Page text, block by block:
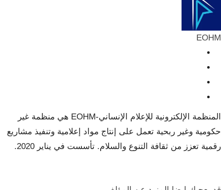
EOHM
المنظمة الإلكترونية للإعلام الإنساني-EOHM هي منظمة غير
حكومية وغير ربحية تعمل على إنتاج مواد إعلامية وتنفيذ مشاريع
رقمية تعزز من ثقافة التنوع والسلام. تأسست في يناير 2020.